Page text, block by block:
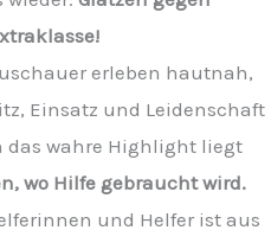
erleben hautnah,
Einsatz und Leidenschaft
das wahre Highlight liegt
wo Hilfe gebraucht wird.
und Helfer ist aus